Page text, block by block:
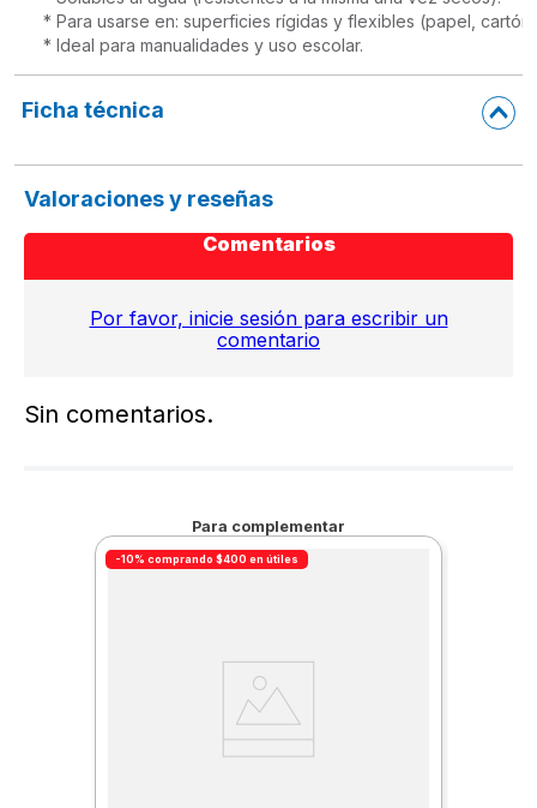
* Para usarse en: superficies rígidas y flexibles (papel,
* Ideal para manualidades y uso escolar.
Ficha técnica
Valoraciones y reseñas
Comentarios
Por favor, inicie sesión para escribir un
comentario
Sin comentarios.
Para complementar
-10% comprando $400 en útiles